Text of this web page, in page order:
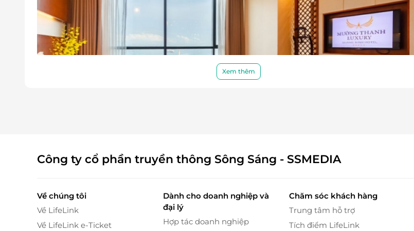
nhìn tuyệt đẹp ra cảnh quan xung quanh, giúp bạn thư giãn tối đa.
Xem thêm
Công ty cổ phần truyền thông Sông Sáng - SSMEDIA
Về chúng tôi
Về LifeLink
Về LifeLink e-Ticket
Dành cho doanh nghiệp và
đại lý
Hợp tác doanh nghiệp
Chăm sóc khách hàng
Trung tâm hỗ trợ
Tích điểm LifeLink